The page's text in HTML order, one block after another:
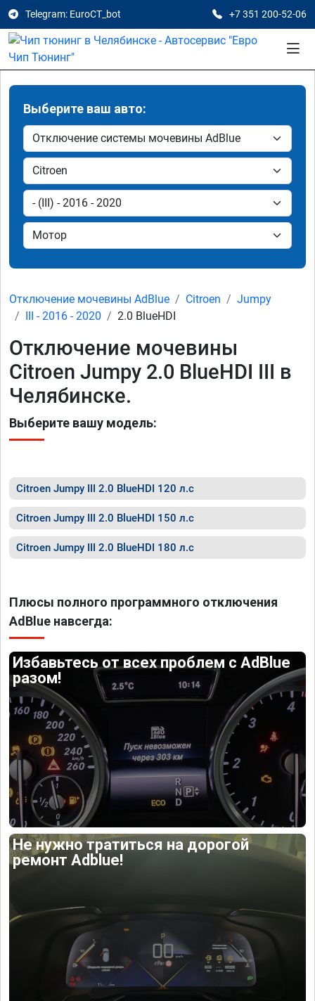
Telegram: EuroCT_bot +7 351 200-52-06
Выберите ваш авто:
Отключение мочевины AdBlue Citroen
Jumpy
III - 2016 - 2020
2.0 BlueHDI
Отключение мочевины
Citroen Jumpy 2.0 BlueHDI III в
Челябинске.
Выберите вашу модель:
Citroen Jumpy III 2.0 BlueHDI 120 л.с
Citroen Jumpy III 2.0 BlueHDI 150 л.с
Citroen Jumpy III 2.0 BlueHDI 180 л.с
Плюсы полного программного отключения
AdBlue навсегда:
Избавьтесь от всех проблем с AdBlue
разом!
Не нужно тратиться на дорогой
ремонт Adblue!